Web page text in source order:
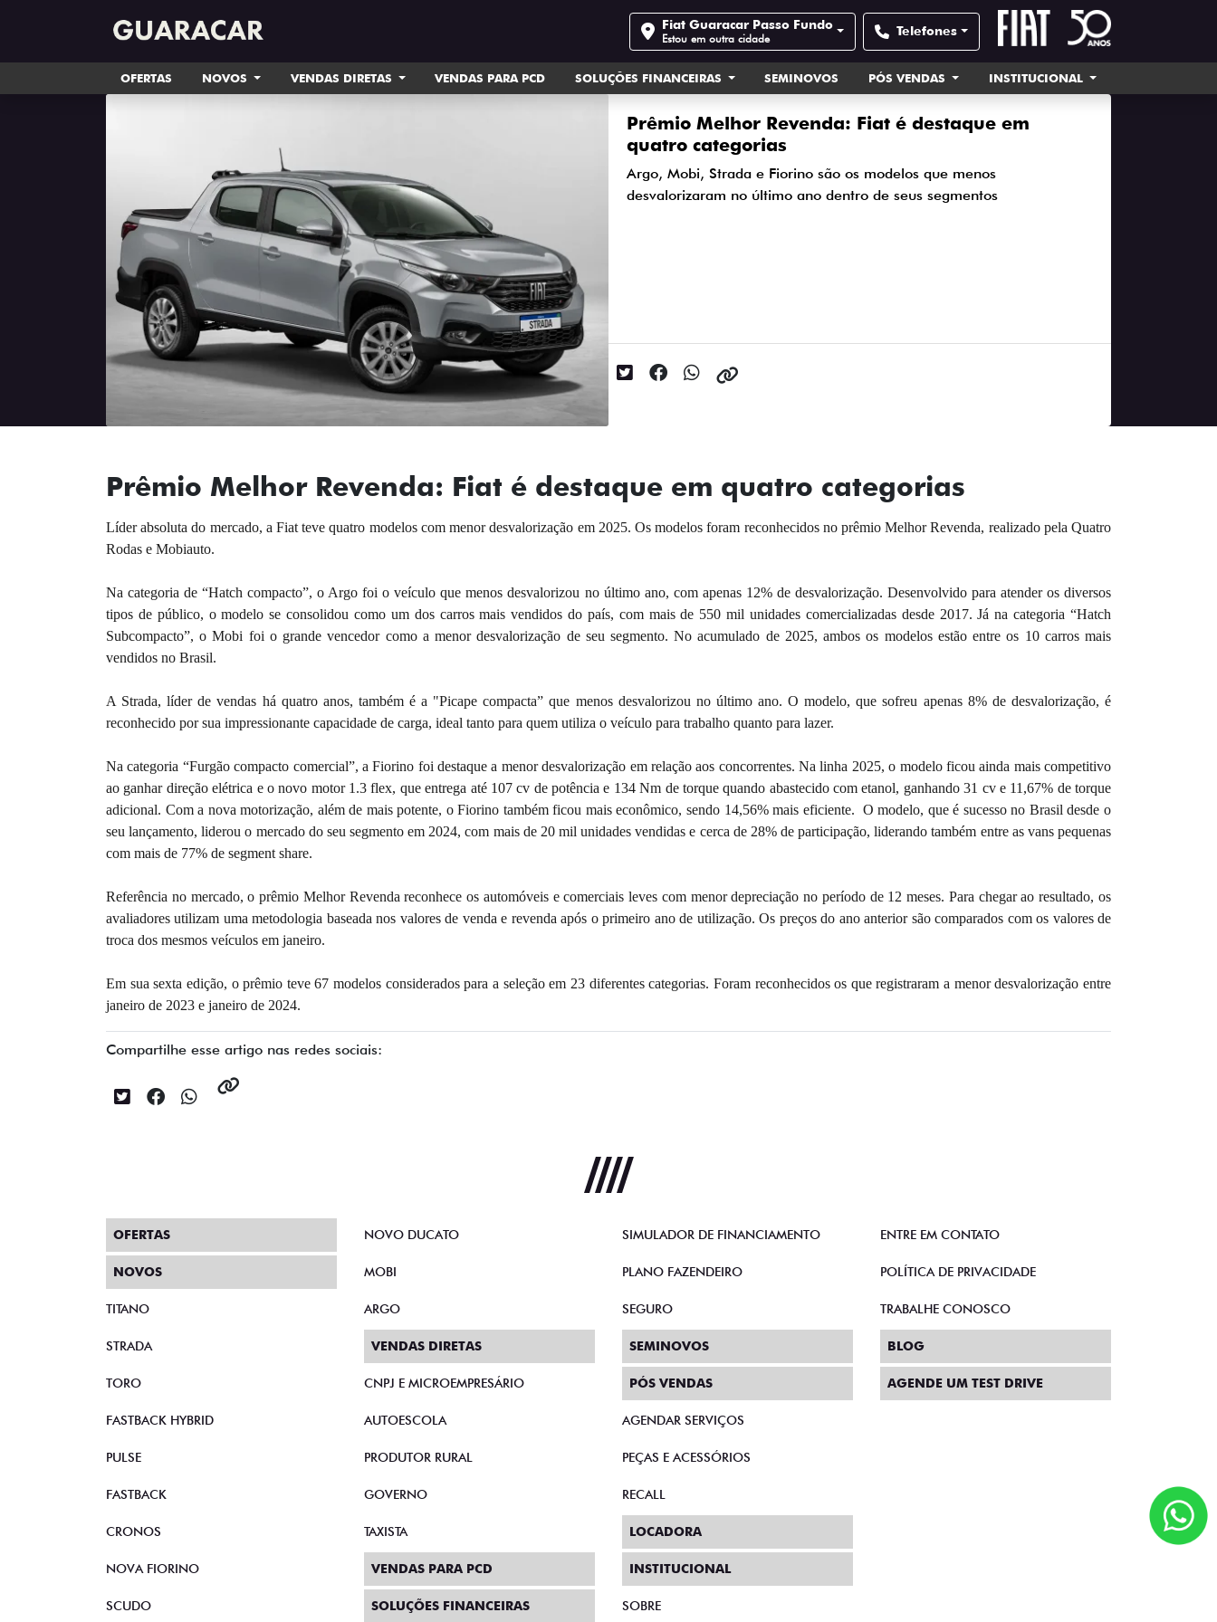
Fiat Guaracar Passo Fundo
Estou em outra cidade Telefones
OFERTAS NOVOS VENDAS DIRETAS VENDAS PARA PCD SOLUÇÕES FINANCEIRAS SEMINOVOS PÓS VENDAS INSTITUCIONAL
Prêmio Melhor Revenda: Fiat é destaque em
quatro categorias
Argo, Mobi, Strada e Fiorino são os modelos que menos
desvalorizaram no último ano dentro de seus segmentos
Prêmio Melhor Revenda: Fiat é destaque em quatro categorias
Líder absoluta do mercado, a Fiat teve quatro modelos com menor desvalorização em 2025. Os modelos foram reconhecidos no prêmio Melhor Revenda, realizado pela Quatro
Rodas e Mobiauto.
Na categoria de “Hatch compacto”, o Argo foi o veículo que menos desvalorizou no último ano, com apenas 12% de desvalorização. Desenvolvido para atender os diversos
tipos de público, o modelo se consolidou como um dos carros mais vendidos do país, com mais de 550 mil unidades comercializadas desde 2017. Já na categoria “Hatch
Subcompacto”, o Mobi foi o grande vencedor como a menor desvalorização de seu segmento. No acumulado de 2025, ambos os modelos estão entre os 10 carros mais
vendidos no Brasil.
A Strada, líder de vendas há quatro anos, também é a "Picape compacta” que menos desvalorizou no último ano. O modelo, que sofreu apenas 8% de desvalorização, é
reconhecido por sua impressionante capacidade de carga, ideal tanto para quem utiliza o veículo para trabalho quanto para lazer.
Na categoria “Furgão compacto comercial”, a Fiorino foi destaque a menor desvalorização em relação aos concorrentes. Na linha 2025, o modelo ficou ainda mais competitivo
ao ganhar direção elétrica e o novo motor 1.3 flex, que entrega até 107 cv de potência e 134 Nm de torque quando abastecido com etanol, ganhando 31 cv e 11,67% de torque
adicional. Com a nova motorização, além de mais potente, o Fiorino também ficou mais econômico, sendo 14,56% mais eficiente. O modelo, que é sucesso no Brasil desde o
seu lançamento, liderou o mercado do seu segmento em 2024, com mais de 20 mil unidades vendidas e cerca de 28% de participação, liderando também entre as vans pequenas
com mais de 77% de segment share.
Referência no mercado, o prêmio Melhor Revenda reconhece os automóveis e comerciais leves com menor depreciação no período de 12 meses. Para chegar ao resultado, os
avaliadores utilizam uma metodologia baseada nos valores de venda e revenda após o primeiro ano de utilização. Os preços do ano anterior são comparados com os valores de
troca dos mesmos veículos em janeiro.
Em sua sexta edição, o prêmio teve 67 modelos considerados para a seleção em 23 diferentes categorias. Foram reconhecidos os que registraram a menor desvalorização entre
janeiro de 2023 e janeiro de 2024.
Compartilhe esse artigo nas redes sociais:
OFERTAS
NOVOS
TITANO
STRADA
TORO
FASTBACK HYBRID
PULSE
FASTBACK
CRONOS
NOVA FIORINO
SCUDO
NOVO DUCATO
MOBI
ARGO
VENDAS DIRETAS
CNPJ E MICROEMPRESÁRIO
AUTOESCOLA
PRODUTOR RURAL
GOVERNO
TAXISTA
VENDAS PARA PCD
SOLUÇÕES FINANCEIRAS
SIMULADOR DE FINANCIAMENTO
PLANO FAZENDEIRO
SEGURO
SEMINOVOS
PÓS VENDAS
AGENDAR SERVIÇOS
PEÇAS E ACESSÓRIOS
RECALL
LOCADORA
INSTITUCIONAL
SOBRE
ENTRE EM CONTATO
POLÍTICA DE PRIVACIDADE
TRABALHE CONOSCO
BLOG
AGENDE UM TEST DRIVE